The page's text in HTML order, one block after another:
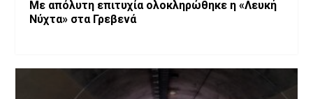
Με απόλυτη επιτυχία ολοκληρώθηκε η «Λευκή
Νύχτα» στα Γρεβενά